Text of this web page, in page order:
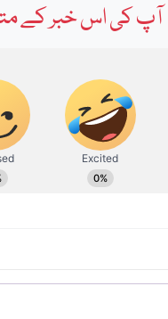
آپ کی اس خبر کے